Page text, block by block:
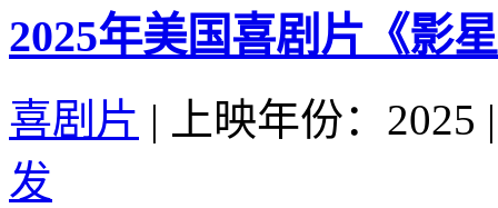
2025年美国喜剧片《影
喜剧片 | 上映年份：2025 |
发